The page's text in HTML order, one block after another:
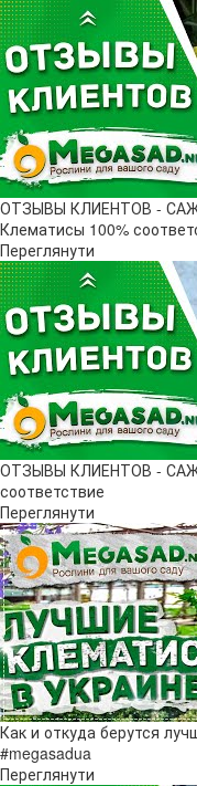
ОТЗЫВЫ КЛИЕНТОВ -
Клематисы 100%
Переглянути
ОТЗЫВЫ КЛИЕНТОВ -
соответствие
Переглянути
Как и откуда берутся
#megasadua
Переглянути